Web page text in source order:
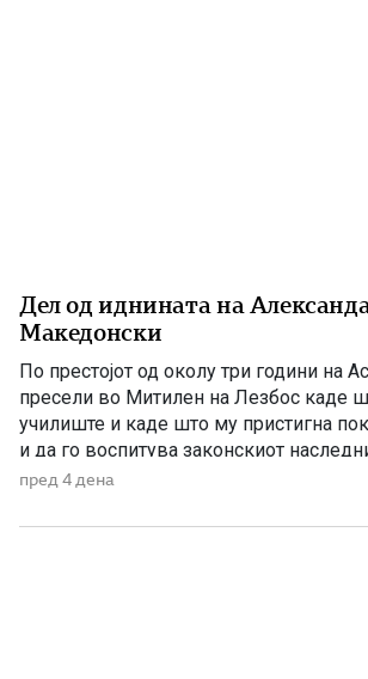
Дел од иднината на
Македонски
По престојот од околу три години на
пресели во Митилен на Лезбос каде
училиште и каде што му пристигна
и да го воспитува законскиот
Македонија. Годините на Асос беа
најславниот […]
пред 4 дена